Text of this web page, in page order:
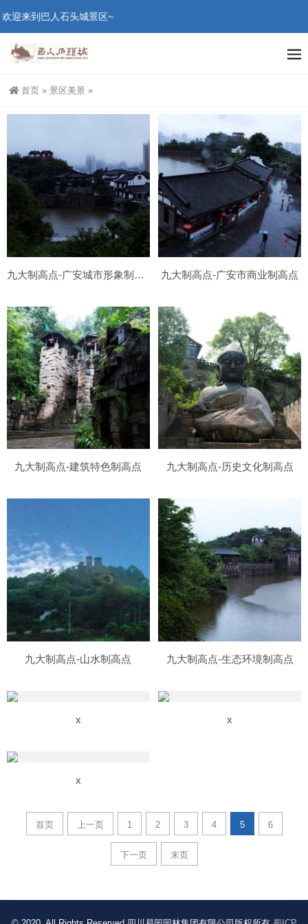
迎来到巴人石头城景区~
首页 » 景区美景 »
九大制高点-广安城市形象制高点 九大制高点-广安市商业制高点
九大制高点-建筑特色制高点 九大制高点-历史文化制高点
九大制高点-山水制高点 九大制高点-生态环境制高点
x x
x
首页 上一页 1 2 3 4 5 6
下一页 末页